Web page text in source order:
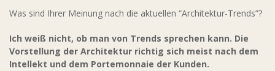
Was sind Ihrer Meinung nach die aktuellen “Architektur-Trends”?
Ich weiß nicht, ob man von Trends sprechen kann. Die
Vorstellung der Architektur richtig sich meist nach dem
Intellekt und dem Portemonnaie der Kunden.